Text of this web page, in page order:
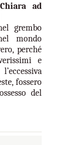
ad
grembo
mondo
perché
e
fossero
del